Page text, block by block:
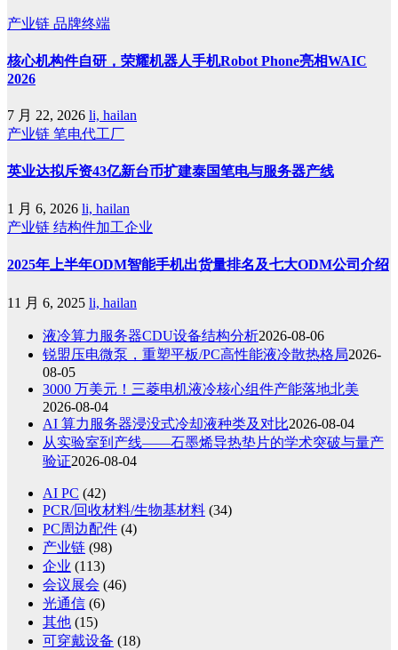
产业链 品牌终端
核心机构件自研，荣耀机器人手机Robot Phone亮相WAIC
2026
7 月 22, 2026 li, hailan
产业链 笔电代工厂
英业达拟斥资43亿新台币扩建泰国笔电与服务器产线
1 月 6, 2026 li, hailan
产业链 结构件加工企业
2025年上半年ODM智能手机出货量排名及七大ODM公司介绍
11 月 6, 2025 li, hailan
液冷算力服务器CDU设备结构分析2026-08-06
锐盟压电微泵，重塑平板/PC高性能液冷散热格局2026-
08-05
3000 万美元！三菱电机液冷核心组件产能落地北美
2026-08-04
AI 算力服务器浸没式冷却液种类及对比2026-08-04
从实验室到产线——石墨烯导热垫片的学术突破与量产
验证2026-08-04
AI PC (42)
PCR/回收材料/生物基材料 (34)
PC周边配件 (4)
产业链 (98)
企业 (113)
会议展会 (46)
光通信 (6)
其他 (15)
可穿戴设备 (18)